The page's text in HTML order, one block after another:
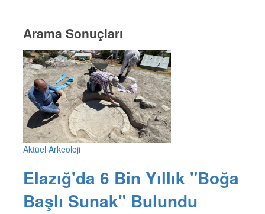
Arama Sonuçları
Aktüel Arkeoloji
Elazığ'da 6 Bin Yıllık "Boğa
Başlı Sunak" Bulundu